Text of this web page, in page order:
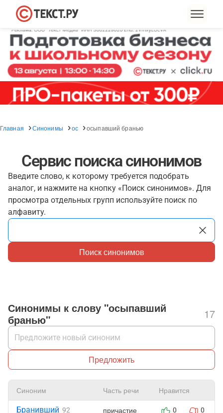
Главная Синонимы ос осыпавший бранью
Сервис поиска синонимов
Введите слово, к которому требуется подобрать
аналог, и нажмите на кнопку «Поиск синонимов». Для
просмотра отдельных групп используйте поиск по
алфавиту.
Поиск синонимов
Синонимы к слову "осыпавший
бранью"
17
Предложить
Синоним Часть речи Нравится
Бранивший 92 причастие 0 0